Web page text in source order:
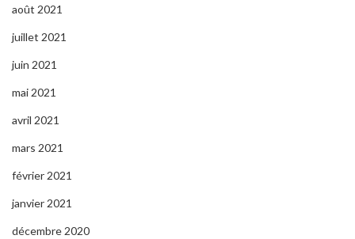
août 2021
juillet 2021
juin 2021
mai 2021
avril 2021
mars 2021
février 2021
janvier 2021
décembre 2020